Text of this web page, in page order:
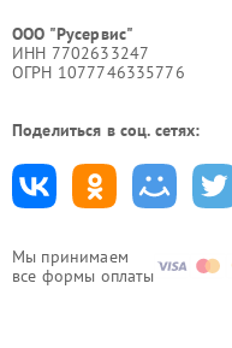
Мы принимаем
все формы оплаты
ООО "Русервис"
ИНН 7702633247
ОГРН 1077746335776
Поделиться в соц. сетях: